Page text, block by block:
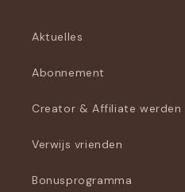
Aktuelles
Abonnement
Creator & Affiliate werden
Verwijs vrienden
Bonusprogramma